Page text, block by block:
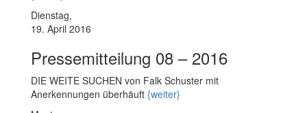
Dienstag,
19. April 2016
Pressemitteilung 08 – 2016
DIE WEITE SUCHEN von Falk Schuster mit
Anerkennungen überhäuft {weiter}